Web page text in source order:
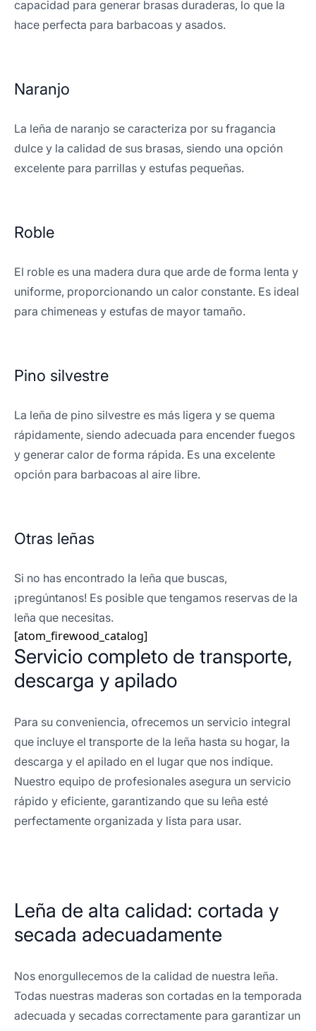
capacidad para generar brasas duraderas, lo que la
hace perfecta para barbacoas y asados.
Naranjo
La leña de naranjo se caracteriza por su fragancia
dulce y la calidad de sus brasas, siendo una opción
excelente para parrillas y estufas pequeñas.
Roble
El roble es una madera dura que arde de forma lenta y
uniforme, proporcionando un calor constante. Es ideal
para chimeneas y estufas de mayor tamaño.
Pino silvestre
La leña de pino silvestre es más ligera y se quema
rápidamente, siendo adecuada para encender fuegos
y generar calor de forma rápida. Es una excelente
opción para barbacoas al aire libre.
Otras leñas
Si no has encontrado la leña que buscas,
¡pregúntanos! Es posible que tengamos reservas de la
leña que necesitas.
[atom_firewood_catalog]
Servicio completo de transporte,
descarga y apilado
Para su conveniencia, ofrecemos un servicio integral
que incluye el transporte de la leña hasta su hogar, la
descarga y el apilado en el lugar que nos indique.
Nuestro equipo de profesionales asegura un servicio
rápido y eficiente, garantizando que su leña esté
perfectamente organizada y lista para usar.
Leña de alta calidad: cortada y
secada adecuadamente
Nos enorgullecemos de la calidad de nuestra leña.
Todas nuestras maderas son cortadas en la temporada
adecuada y secadas correctamente para garantizar un